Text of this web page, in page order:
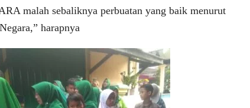
malah sebaliknya perbuatan yang baik menurut
harapnya